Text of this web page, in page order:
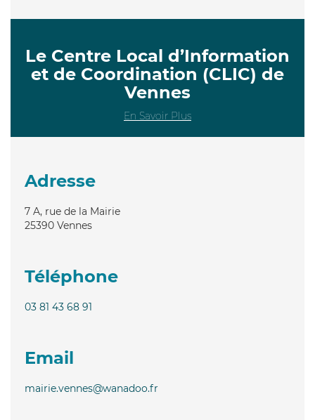
Le Centre Local d’Information
et de Coordination (CLIC) de
Vennes
En Savoir Plus
Adresse
7 A, rue de la Mairie
25390 Vennes
Téléphone
03 81 43 68 91
Email
mairie.vennes@wanadoo.fr